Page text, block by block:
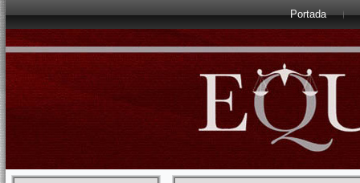
Portada